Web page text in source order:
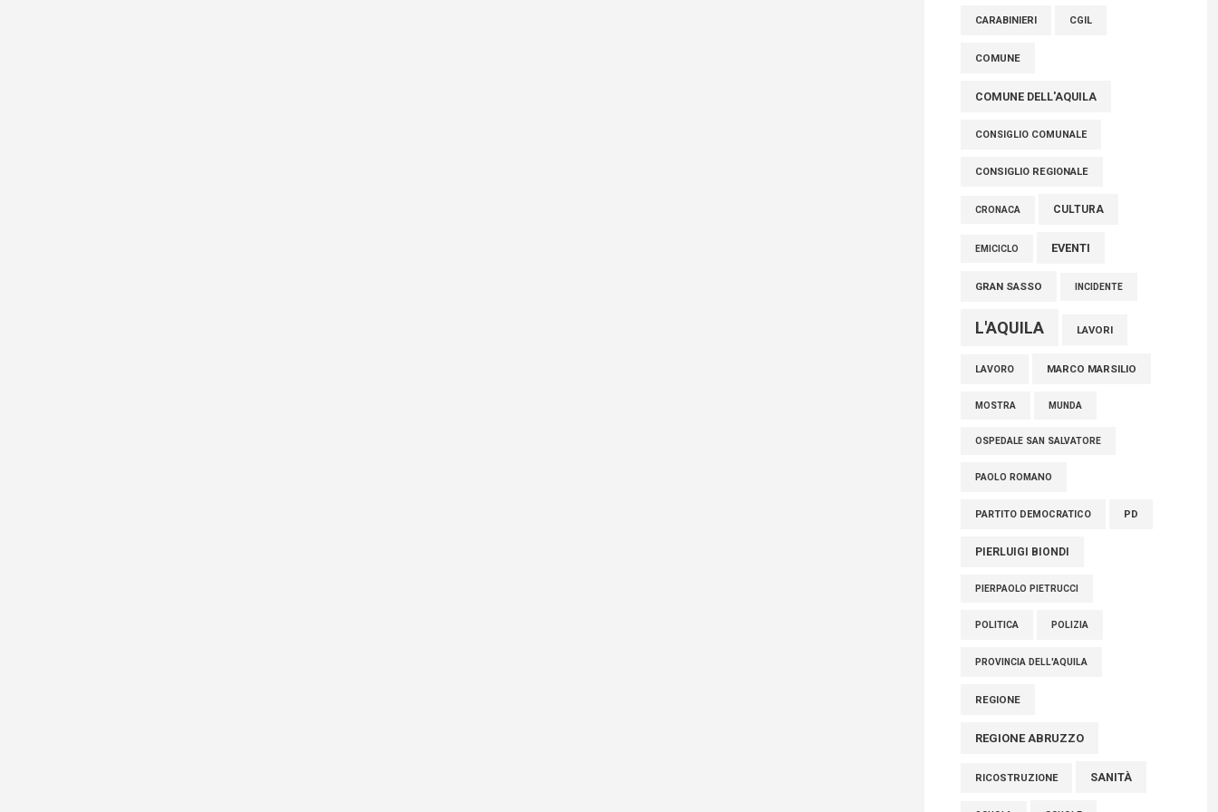
tra cui molti abruzzesi"
06 Agosto 2026
CARABINIERI CGIL
COMUNE
COMUNE DELL'AQUILA
CONSIGLIO COMUNALE
CONSIGLIO REGIONALE
CRONACA CULTURA
EMICICLO EVENTI
GRAN SASSO INCIDENTE
L'AQUILA LAVORI
LAVORO MARCO MARSILIO
MOSTRA MUNDA
OSPEDALE SAN SALVATORE
PAOLO ROMANO
PARTITO DEMOCRATICO PD
PIERLUIGI BIONDI
PIERPAOLO PIETRUCCI
POLITICA POLIZIA
PROVINCIA DELL'AQUILA
REGIONE
REGIONE ABRUZZO
RICOSTRUZIONE SANITÀ